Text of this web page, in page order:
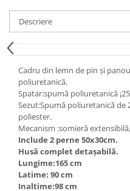
Descriere
Cadru din lemn de pin și
poliuretanică.
Spatar:spumă poliuretanică
Sezut:Spumă poliuretanică de
poliester.
Mecanism :somieră
Include 2 perne 50x30cm.
Husă complet detașabilă.
Lungime:165 cm
Latime: 90 cm
Inaltime:98 cm